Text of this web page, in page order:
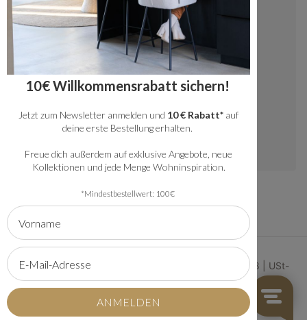
+49 20341512060
kundenservice@bronx71.com
Wir reagieren werktags innerhalb von 48
Stunden auf deine Fragen.
Instagram
© 2026 | Bronx71 | Handelsregister Nummer 61134368 | USt-
IdNr: NL854222881B01
10€ Willkommensrabatt sichern!
Jetzt zum Newsletter anmelden und 10 € Rabatt* auf
deine erste Bestellung erhalten.
Freue dich außerdem auf exklusive Angebote, neue
Kollektionen und jede Menge Wohninspiration.
*Mindestbestellwert: 100€